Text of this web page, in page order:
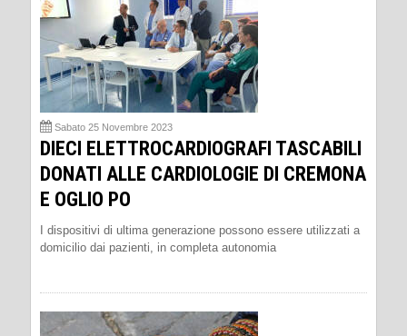
Sabato 25 Novembre 2023
DIECI ELETTROCARDIOGRAFI TASCABILI
DONATI ALLE CARDIOLOGIE DI CREMONA
E OGLIO PO
I dispositivi di ultima generazione possono essere utilizzati a
domicilio dai pazienti, in completa autonomia